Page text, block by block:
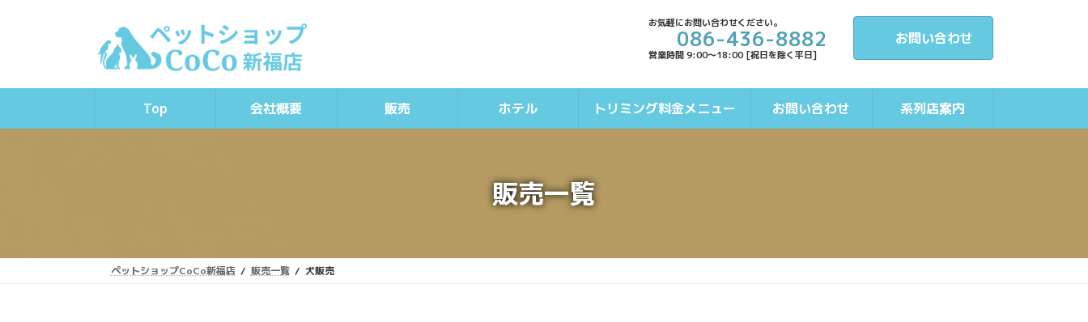
お気軽にお問い合わせください。
086-436-8882
営業時間 9:00～18:00 [祝日を除く平日]
お問い合わせ
Top 会社概要 販売 ホテル トリミング料金メニュー お問い合わせ 系列店案内
販売一覧
ペットショップCoCo新福店 販売一覧 犬販売